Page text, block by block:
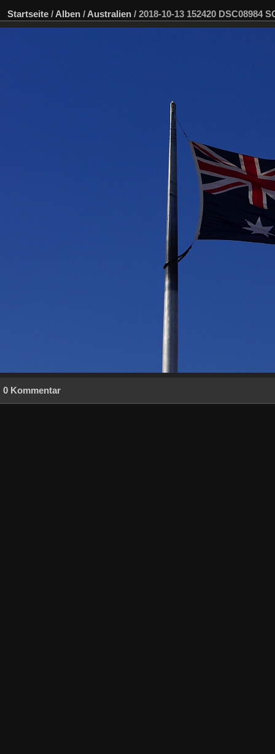
Startseite / Alben / Australien / 2018-10-13 152420 DSC08984
0 Kommentar